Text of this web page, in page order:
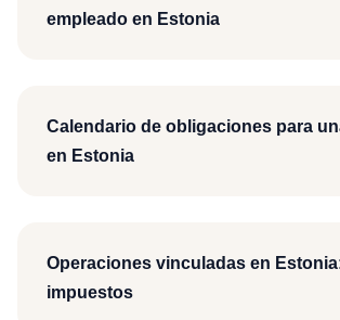
empleado en Estonia
Calendario de obligaciones para
en Estonia
Operaciones vinculadas en
impuestos